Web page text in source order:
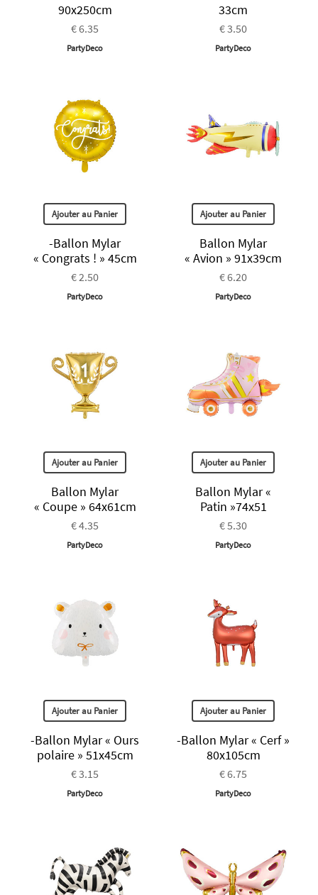
90x250cm
€ 6.35
PartyDeco
33cm
€ 3.50
PartyDeco
Ajouter au Panier
-Ballon Mylar
« Congrats ! » 45cm
€ 2.50
PartyDeco
Ajouter au Panier
Ballon Mylar
« Avion » 91x39cm
€ 6.20
PartyDeco
Ajouter au Panier
Ballon Mylar
« Coupe » 64x61cm
€ 4.35
PartyDeco
Ajouter au Panier
Ballon Mylar «
Patin »74x51
€ 5.30
PartyDeco
Ajouter au Panier
-Ballon Mylar « Ours
polaire » 51x45cm
€ 3.15
PartyDeco
Ajouter au Panier
-Ballon Mylar « Cerf »
80x105cm
€ 6.75
PartyDeco